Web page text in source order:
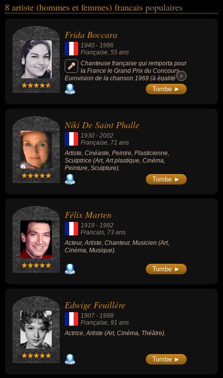
Jean Giraudoux, Tibet, Christiane Collange... Ces personnalités
musique, de l'art plastique, du cinéma, de la peinture, de la
sculpture, du théâtre, de la télévision, de la littérature, de la bande
dessinée ou du journalisme. Ces célébrités peuvent également
avoir été chanteur, musicien, cinéaste, peintre, plasticien, sculpteur,
acteur, comique, écrivain, dessinateur, scénariste, essayiste,
journaliste ou romancier.
8 artiste (hommes et femmes) francais populaires
Frida Boccara
1940 - 1996
Française, 55 ans
Chanteuse française qui remporta pour
la France le Grand Prix du Concours
Eurovision de la chanson 1969 (à égalité
avec 3 concurrentes) avec la chanson « Un
jour, un enfant ». Autres chansons connues :
+
+
Tombe ►
Niki De Saint Phalle
1930 - 2002
Française , 71 ans
Artiste, Cinéaste, Peintre, Plasticienne,
Sculptrice (Art, Art plastique, Cinéma,
Peinture, Sculpture).
Tombe ►
Félix Marten
1919 - 1992
Francais, 73 ans
Acteur, Artiste, Chanteur, Musicien (Art,
Cinéma, Musique).
Tombe ►
Edwige Feuillère
1907 - 1998
Française , 91 ans
Actrice, Artiste (Art, Cinéma, Théâtre).
Tombe ►